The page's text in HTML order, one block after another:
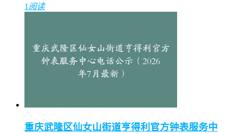
1 阅读
重庆武隆区仙女山街道亨得利官方钟表服务中